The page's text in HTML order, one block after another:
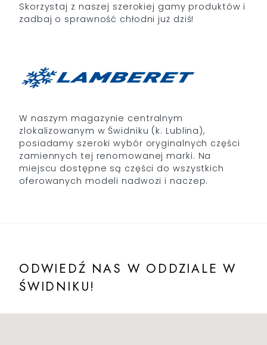
Skorzystaj z naszej szerokiej gamy produktów i
zadbaj o sprawność chłodni już dziś!
W naszym magazynie centralnym
zlokalizowanym w Świdniku (k. Lublina),
posiadamy szeroki wybór oryginalnych części
zamiennych tej renomowanej marki. Na
miejscu dostępne są części do wszystkich
oferowanych modeli nadwozi i naczep.
ODWIEDŹ NAS W ODDZIALE W
ŚWIDNIKU!